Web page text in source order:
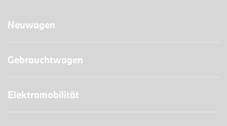
Neuwagen
Gebrauchtwagen
Elektromobilität